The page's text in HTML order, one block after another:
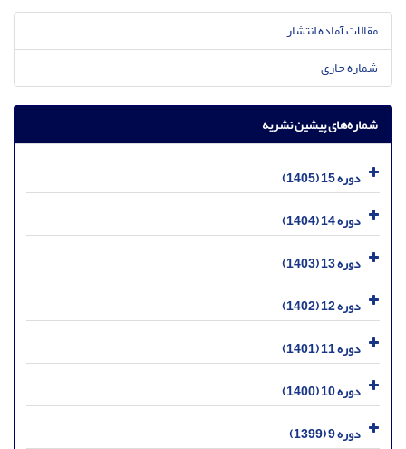
مقالات آماده انتشار
شماره جاری
شماره‌های پیشین نشریه
دوره 15 (1405)
دوره 14 (1404)
دوره 13 (1403)
دوره 12 (1402)
دوره 11 (1401)
دوره 10 (1400)
دوره 9 (1399)